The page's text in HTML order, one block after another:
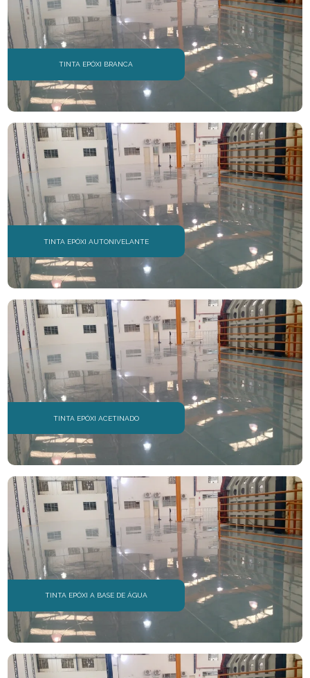
TINTAS EPÓXI
EMPRESA DE PISOS EPÓXI
TINTA EPÓXI BRANCA
TINTA EPÓXI AUTONIVELANTE
TINTA EPÓXI ACETINADO
TINTA EPÓXI A BASE DE ÁGUA